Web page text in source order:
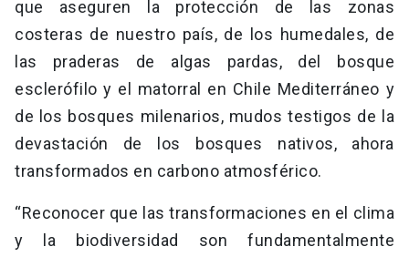
que aseguren la protección de las zonas
costeras de nuestro país, de los humedales, de
las praderas de algas pardas, del bosque
esclerófilo y el matorral en Chile Mediterráneo y
de los bosques milenarios, mudos testigos de la
devastación de los bosques nativos, ahora
transformados en carbono atmosférico.
“Reconocer que las transformaciones en el clima
y la biodiversidad son fundamentalmente